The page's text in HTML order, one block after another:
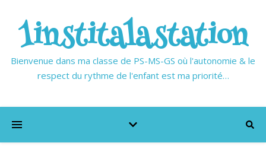
1institalastation
Bienvenue dans ma classe de PS-MS-GS où l'autonomie & le
respect du rythme de l'enfant est ma priorité…